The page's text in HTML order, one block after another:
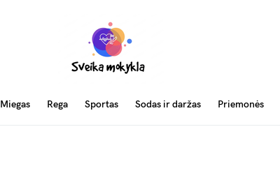
Miegas Rega Sportas Sodas ir daržas Priemonės